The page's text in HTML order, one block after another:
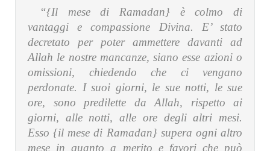
“{Il mese di Ramadan} è colmo di
vantaggi e compassione Divina. E’ stato
decretato per poter ammettere davanti ad
Allah le nostre mancanze, siano esse azioni o
omissioni, chiedendo che ci vengano
perdonate. I suoi giorni, le sue notti, le sue
ore, sono predilette da Allah, rispetto ai
giorni, alle notti, alle ore degli altri mesi.
Esso {il mese di Ramadan} supera ogni altro
mese in quanto a merito e favori che può